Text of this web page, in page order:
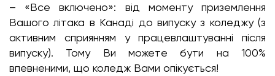
– «Все включено»: від моменту приземлення
Вашого літака в Канаді до випуску з коледжу (з
активним сприянням у працевлаштуванні після
випуску). Тому Ви можете бути на 100%
впевненими, що коледж Вами опікується!